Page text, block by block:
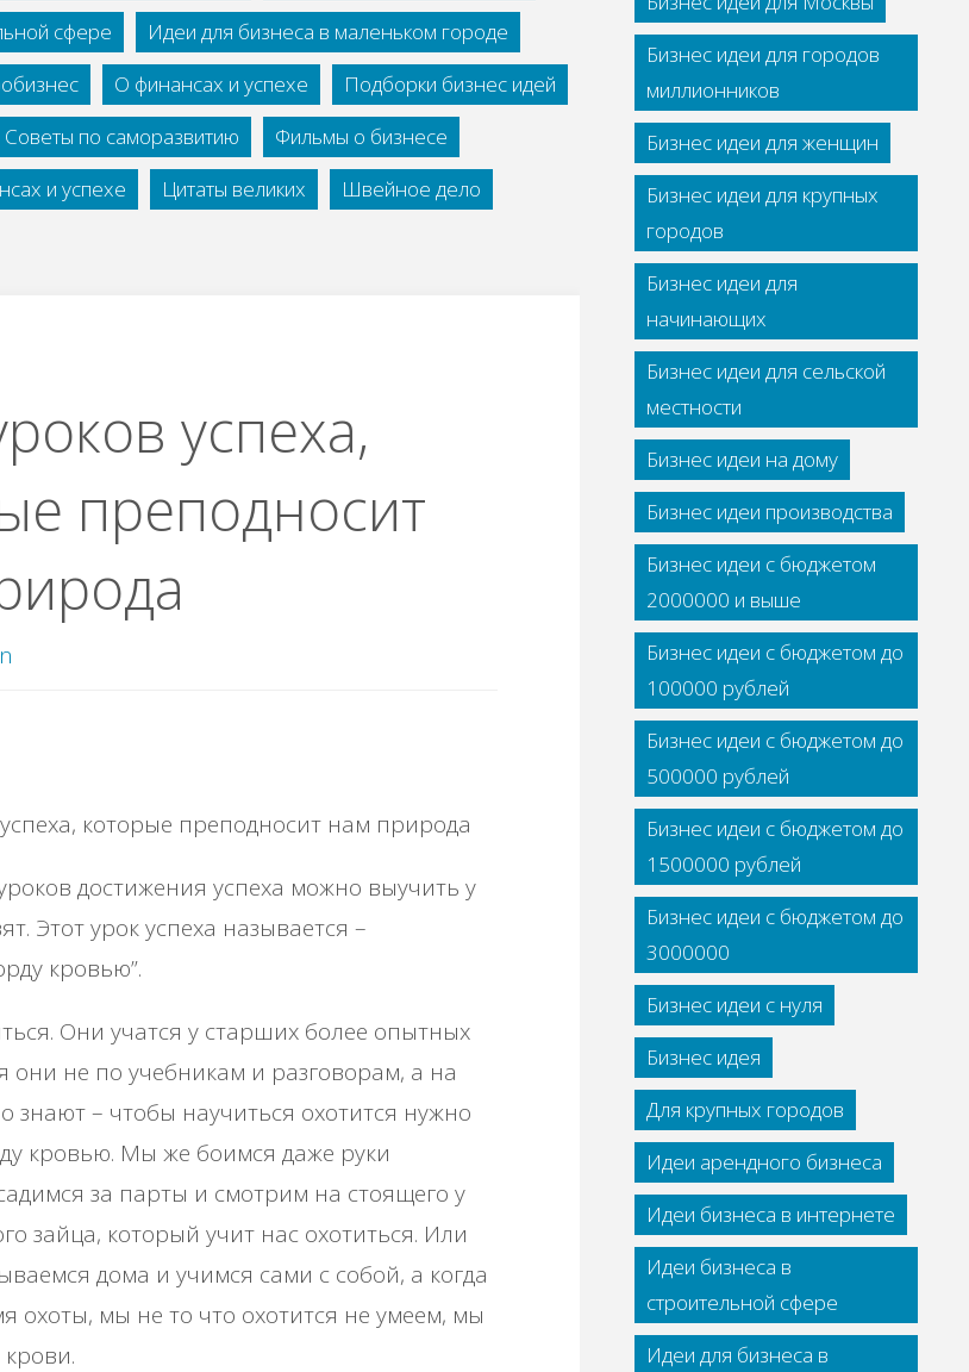
сфере
Идеи для бизнеса в маленьком городе
О финансах и успехе
Подборки бизнес идей
Советы по саморазвитию
Фильмы о бизнесе
и успехе
Цитаты великих Швейное дело
успеха,
преподносит
достижения успеха можно выучить у
Этот урок успеха называется –
кровью”.
Они учатся у старших более опытных
они не по учебникам и разговорам, а на
знают – чтобы научиться охотится нужно
кровью. Мы же боимся даже руки
за парты и смотрим на стоящего у
зайца, который учит нас охотиться. Или
дома и учимся сами с собой, а когда
охоты, мы не то что охотится не умеем, мы
Бизнес идеи для городов
миллионников
Бизнес идеи для женщин
Бизнес идеи для крупных
городов
Бизнес идеи для
начинающих
Бизнес идеи для сельской
местности
Бизнес идеи на дому
Бизнес идеи производства
Бизнес идеи с бюджетом
2000000 и выше
Бизнес идеи с бюджетом до
100000 рублей
Бизнес идеи с бюджетом до
500000 рублей
Бизнес идеи с бюджетом до
1500000 рублей
Бизнес идеи с бюджетом до
3000000
Бизнес идеи с нуля
Бизнес идея
Для крупных городов
Идеи арендного бизнеса
Идеи бизнеса в интернете
Идеи бизнеса в
строительной сфере
Идеи для бизнеса в